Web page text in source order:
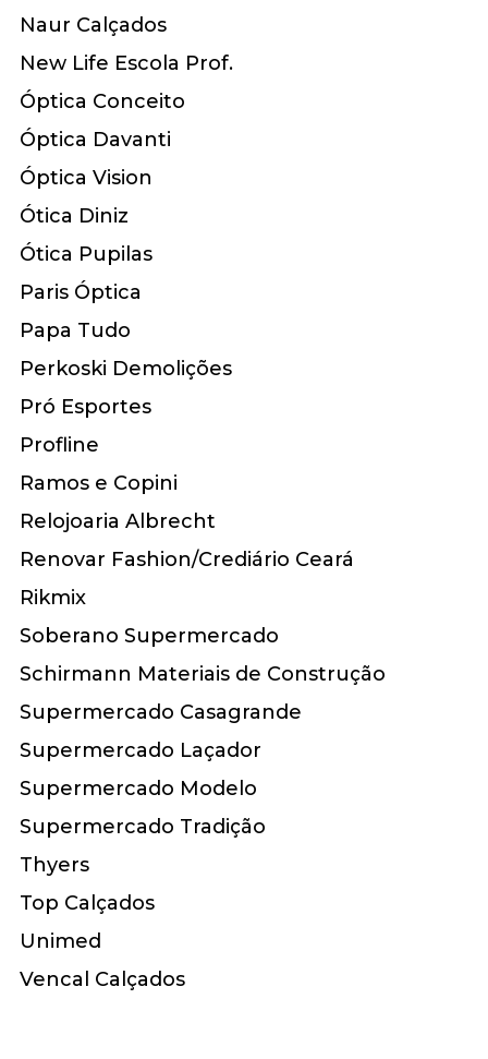
Naur Calçados
New Life Escola Prof.
Óptica Conceito
Óptica Davanti
Óptica Vision
Ótica Diniz
Ótica Pupilas
Paris Óptica
Papa Tudo
Perkoski Demolições
Pró Esportes
Profline
Ramos e Copini
Relojoaria Albrecht
Renovar Fashion/Crediário Ceará
Rikmix
Soberano Supermercado
Schirmann Materiais de Construção
Supermercado Casagrande
Supermercado Laçador
Supermercado Modelo
Supermercado Tradição
Thyers
Top Calçados
Unimed
Vencal Calçados